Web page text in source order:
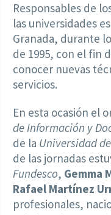
Responsables de
las universidades
Granada, durante
de 1995, con el fin
conocer nuevas
servicios.
En esta ocasión el
de Información y
de la Universidad
de las jornadas
Fundesco, Gemma
Rafael Martínez
profesionales,